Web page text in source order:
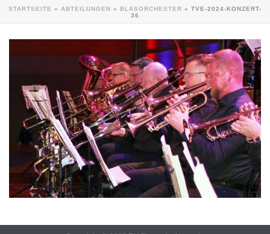
STARTSEITE » ABTEILUNGEN » BLASORCHESTER » TVE-2024-KONZERT-
36